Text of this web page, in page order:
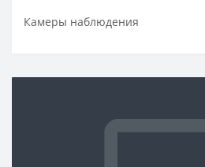
Камеры наблюдения